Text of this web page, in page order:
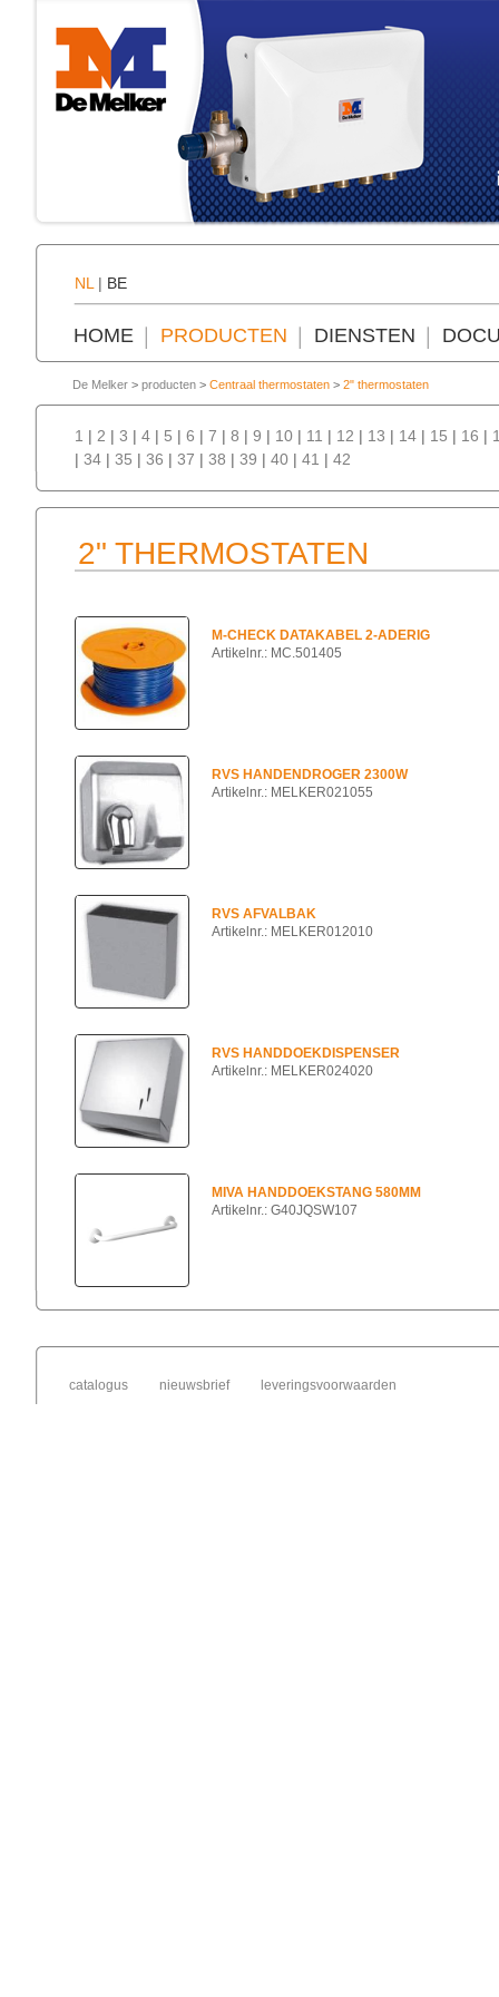
NL | BE
HOME PRODUCTEN DIENSTEN
De Melker > producten > Centraal thermostaten > 2" thermostaten
1 | 2 | 3 | 4 | 5 | 6 | 7 | 8 | 9 | 10 | 11 | 12 | 13 | 14 | 15 | 16 |
| 34 | 35 | 36 | 37 | 38 | 39 | 40 | 41 | 42
2" THERMOSTATEN
M-CHECK DATAKABEL 2-ADERIG
Artikelnr.: MC.501405
RVS HANDENDROGER 2300W
Artikelnr.: MELKER021055
RVS AFVALBAK
Artikelnr.: MELKER012010
RVS HANDDOEKDISPENSER
Artikelnr.: MELKER024020
MIVA HANDDOEKSTANG 580MM
Artikelnr.: G40JQSW107
catalogus nieuwsbrief leveringsvoorwaarden